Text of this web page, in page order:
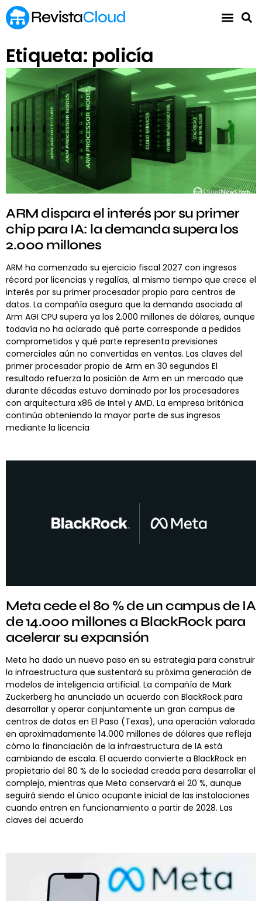
Etiqueta: policía
ARM dispara el interés por su primer
chip para IA: la demanda supera los
2.000 millones
ARM ha comenzado su ejercicio fiscal 2027 con ingresos
récord por licencias y regalías, al mismo tiempo que crece el
interés por su primer procesador propio para centros de
datos. La compañía asegura que la demanda asociada al
Arm AGI CPU supera ya los 2.000 millones de dólares, aunque
todavía no ha aclarado qué parte corresponde a pedidos
comprometidos y qué parte representa previsiones
comerciales aún no convertidas en ventas. Las claves del
primer procesador propio de Arm en 30 segundos El
resultado refuerza la posición de Arm en un mercado que
durante décadas estuvo dominado por los procesadores
con arquitectura x86 de Intel y AMD. La empresa británica
continúa obteniendo la mayor parte de sus ingresos
mediante la licencia
Meta cede el 80 % de un campus de IA
de 14.000 millones a BlackRock para
acelerar su expansión
Meta ha dado un nuevo paso en su estrategia para construir
la infraestructura que sustentará su próxima generación de
modelos de inteligencia artificial. La compañía de Mark
Zuckerberg ha anunciado un acuerdo con BlackRock para
desarrollar y operar conjuntamente un gran campus de
centros de datos en El Paso (Texas), una operación valorada
en aproximadamente 14.000 millones de dólares que refleja
cómo la financiación de la infraestructura de IA está
cambiando de escala. El acuerdo convierte a BlackRock en
propietario del 80 % de la sociedad creada para desarrollar el
complejo, mientras que Meta conservará el 20 %, aunque
seguirá siendo el único ocupante inicial de las instalaciones
cuando entren en funcionamiento a partir de 2028. Las
claves del acuerdo